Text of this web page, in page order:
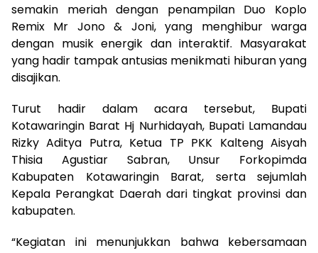
semakin meriah dengan penampilan Duo Koplo
Remix Mr Jono & Joni, yang menghibur warga
dengan musik energik dan interaktif. Masyarakat
yang hadir tampak antusias menikmati hiburan yang
disajikan.
Turut hadir dalam acara tersebut, Bupati
Kotawaringin Barat Hj Nurhidayah, Bupati Lamandau
Rizky Aditya Putra, Ketua TP PKK Kalteng Aisyah
Thisia Agustiar Sabran, Unsur Forkopimda
Kabupaten Kotawaringin Barat, serta sejumlah
Kepala Perangkat Daerah dari tingkat provinsi dan
kabupaten.
“Kegiatan ini menunjukkan bahwa kebersamaan